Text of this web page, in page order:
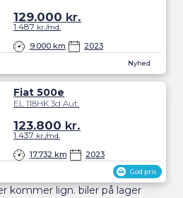
Nyhed
9.000 km 2023
129.000 kr.
1.487 kr./md.
God pris
Fiat 500e
EL 118HK 3d Aut.
17.732 km 2023
123.800 kr.
1.437 kr./md.
kommer lign. biler på lager